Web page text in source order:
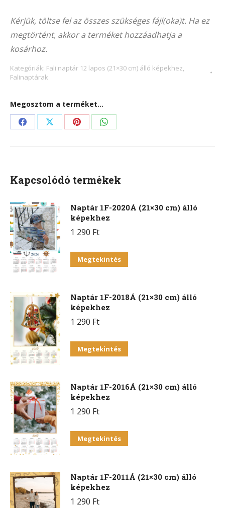
(21x30
cm)
álló
képekhez
mennyiség
Kérjük, töltse fel az összes szükséges fájl(oka)t. Ha ez
megtörtént, akkor a terméket hozzáadhatja a
kosárhoz.
Kategóriák: Fali naptár 12 lapos (21×30 cm) álló képekhez,
Falinaptárak
Megosztom a terméket...
Share
on
Share
on
Share
on
Share
on
Kapcsolódó termékek
Naptár 1F-2020Á (21×30 cm) álló
képekhez
1 290 Ft
Megtekintés
Naptár 1F-2018Á (21×30 cm) álló
képekhez
1 290 Ft
Megtekintés
Naptár 1F-2016Á (21×30 cm) álló
képekhez
1 290 Ft
Megtekintés
Naptár 1F-2011Á (21×30 cm) álló
képekhez
1 290 Ft